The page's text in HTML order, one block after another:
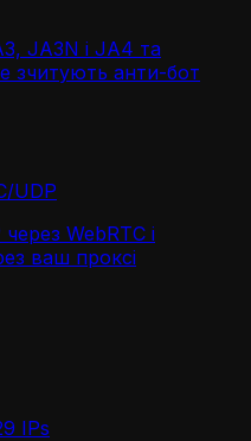
JA3N і JA4 та
зчитують анти-бот
UDP
WebRTC і
ваш проксі
IPs